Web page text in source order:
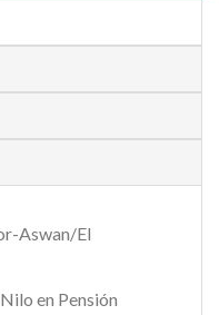
Aswan/El
en Pensión